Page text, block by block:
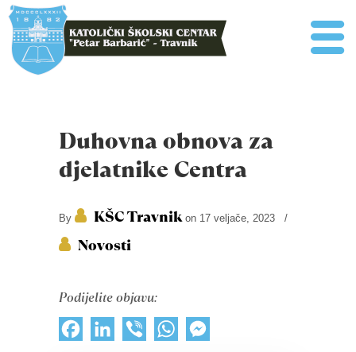
Duhovna obnova za
djelatnike Centra
By KŠC Travnikon 17 veljače, 2023 /
Novosti
Podijelite objavu:
FacebookLinkedInViber WhatsApp